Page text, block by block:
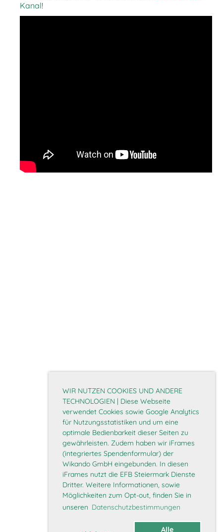
WIR NUTZEN COOKIES UND ANDERE
TECHNOLOGIEN | Diese Webseite
verwendet Cookies sowie Google Analytics
für Nutzungsstatistiken und um eine
optimale Bedienbarkeit dieser Seiten zu
gewährleisten. Zudem haben wir iFrames
(integriertes Spendenformular) der
Wikando GmbH eingebunden. In diesen
iFrames nutzt die EFB Steiermark Dienste
Dritter. Weitere Informationen, sowie
Möglichkeiten zum Opt-out, finden Sie in
unseren Datenschutzbestimmungen
Alle
Kanal!